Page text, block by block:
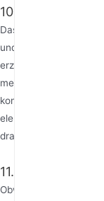
10.
Das Starten von
und Klimaanlagen
erzeugen. Große
medizinische Geräte
konstruierter LED-
elektromagnetisches
drahtlose Signal stört
11. Wetter- und
Obwohl seltener